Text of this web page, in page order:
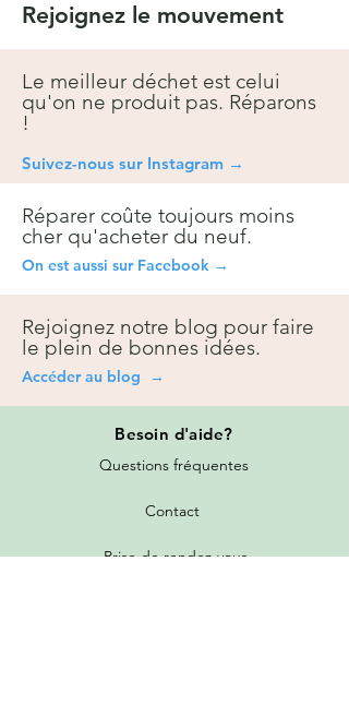
Rejoignez le mouvement
Le meilleur déchet est celui
qu'on ne produit pas. Réparons
!
Suivez-nous sur Instagram →
Réparer coûte toujours moins
cher qu'acheter du neuf.
On est aussi sur Facebook →
Rejoignez notre blog pour faire
le plein de bonnes idées.
Accéder au blog →
Besoin d'aide?
Questions fréquentes
Contact
Prise de rendez-vous